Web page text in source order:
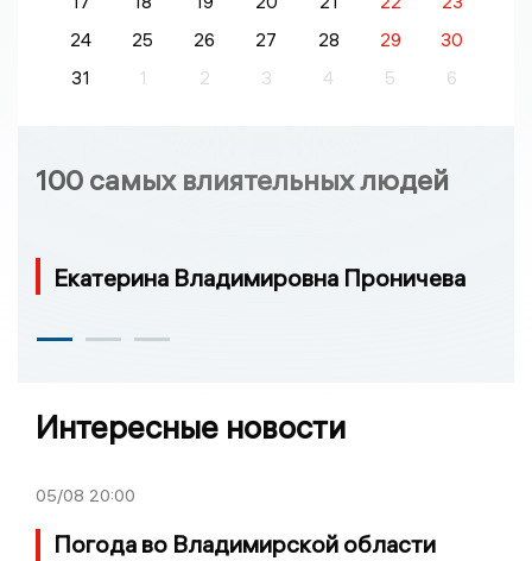
24
25 26 27 28 29
30
31
1 2 3 4 5 6
100 самых влиятельных людей
Екатерина Владимировна Проничева
Интересные новости
05/08 20:00
Погода во Владимирской области